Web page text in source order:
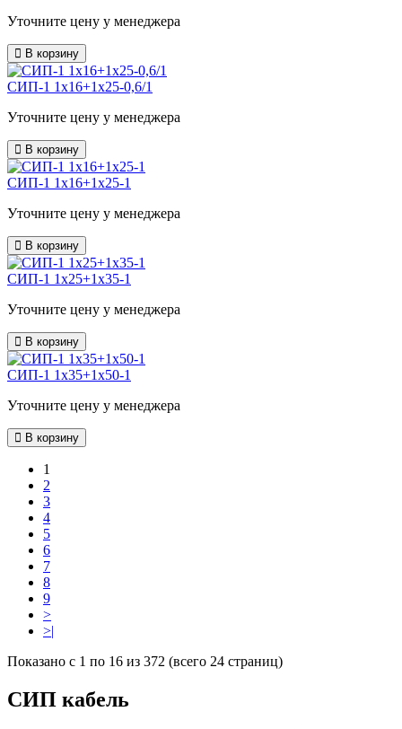
Уточните цену у менеджера
В корзину
СИП-1 1х16+1х25-0,6/1
Уточните цену у менеджера
В корзину
СИП-1 1х16+1х25-1
Уточните цену у менеджера
В корзину
СИП-1 1х25+1х35-1
Уточните цену у менеджера
В корзину
СИП-1 1х35+1х50-1
Уточните цену у менеджера
В корзину
1
2
3
4
5
6
7
8
9
>
>|
Показано с 1 по 16 из 372 (всего 24 страниц)
СИП кабель